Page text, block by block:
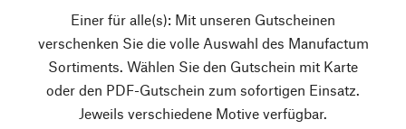
Einer für alle(s): Mit unseren Gutscheinen
verschenken Sie die volle Auswahl des Manufactum
Sortiments. Wählen Sie den Gutschein mit Karte
oder den PDF-Gutschein zum sofortigen Einsatz.
Jeweils verschiedene Motive verfügbar.